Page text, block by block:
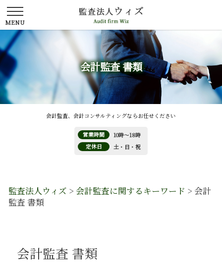
会計監査 書類
会計監査、会計コンサルティングならお任せください
営業時間
10時～18時
定休日
土・日・祝
監査法人ウィズ > 会計監査に関するキーワード > 会計
監査 書類
会計監査 書類